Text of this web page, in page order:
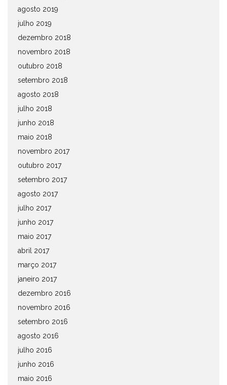
agosto 2019
julho 2019
dezembro 2018
novembro 2018
outubro 2018
setembro 2018
agosto 2018
julho 2018
junho 2018
maio 2018
novembro 2017
outubro 2017
setembro 2017
agosto 2017
julho 2017
junho 2017
maio 2017
abril 2017
março 2017
janeiro 2017
dezembro 2016
novembro 2016
setembro 2016
agosto 2016
julho 2016
junho 2016
maio 2016